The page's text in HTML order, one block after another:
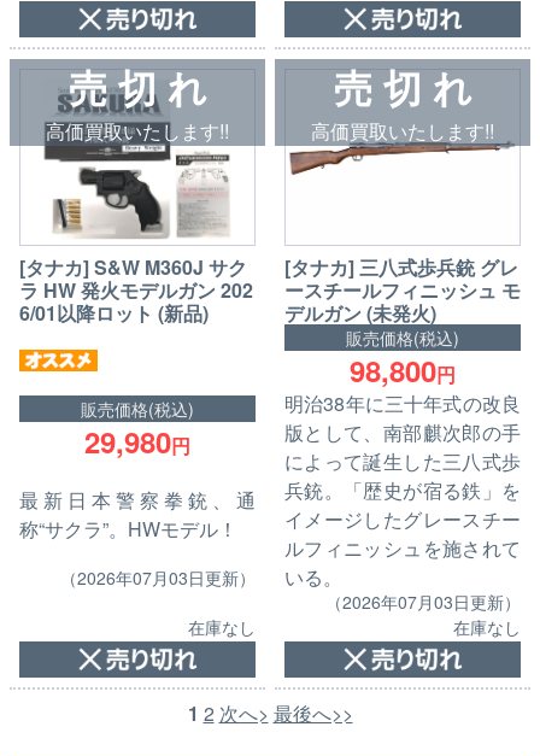
1 2 次へ> 最後へ>>
売 切 れ
高価買取いたします!!
[タナカ] S&W M360J サク
ラ HW 発火モデルガン 202
6/01以降ロット (新品)
販売価格(税込)
29,980円
最新日本警察拳銃、通
称“サクラ”。HWモデル！
（2026年07月03日更新）
在庫なし
売 切 れ
高価買取いたします!!
[タナカ] 三八式歩兵銃 グレ
ースチールフィニッシュ モ
デルガン (未発火)
販売価格(税込)
98,800円
明治38年に三十年式の改良
版として、南部麒次郎の手
によって誕生した三八式歩
兵銃。「歴史が宿る鉄」を
イメージしたグレースチー
ルフィニッシュを施されて
いる。
（2026年07月03日更新）
在庫なし